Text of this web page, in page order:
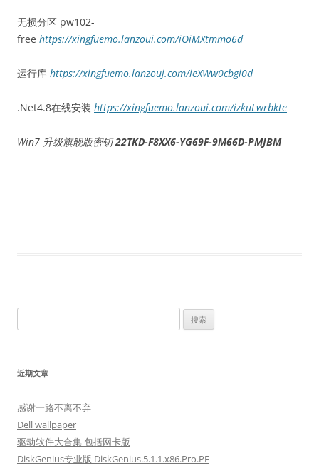
无损分区 pw102-
free https://xingfuemo.lanzoui.com/iOiMXtmmo6d
运行库 https://xingfuemo.lanzouj.com/ieXWw0cbgi0d
.Net4.8在线安装 https://xingfuemo.lanzoui.com/izkuLwrbkte
Win7 升级旗舰版密钥22TKD-F8XX6-YG69F-9M66D-PMJBM
索：
近期文章
感谢一路不离不弃
Dell wallpaper
驱动软件大合集 包括网卡版
DiskGenius专业版 DiskGenius.5.1.1.x86.Pro.PE